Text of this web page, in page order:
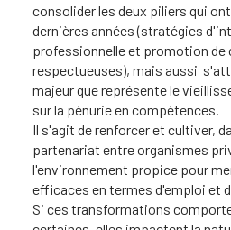
consolider les deux piliers qui
dernières années (stratégies
professionnelle et promotion de
respectueuses), mais aussi
majeur que représente le
sur la pénurie en compétences.
Il s'agit de renforcer et cultiver,
partenariat entre organismes
l'environnement propice pour
efficaces en termes d'emploi et
Si ces transformations